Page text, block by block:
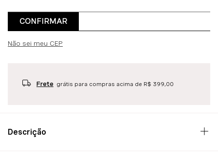
CONFIRMAR
Não sei meu CEP
Frete grátis para compras acima de R$ 399,00
Descrição